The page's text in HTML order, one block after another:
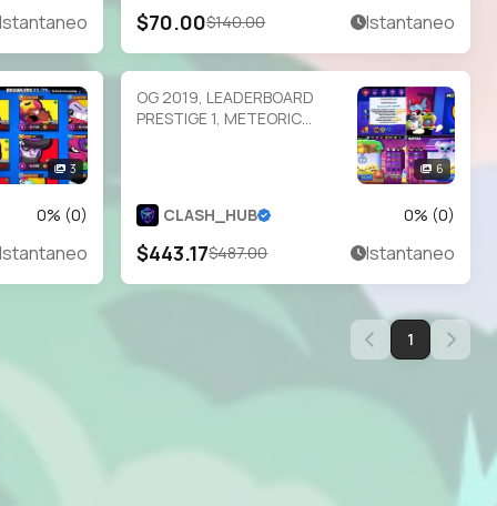
Istantaneo $70.00$140.00 Istantaneo
3
0% (0)
Istantaneo
OG 2019, LEADERBOARD
PRESTIGE 1, METEORIC
431 OP SKINS | HV382
6
CLASH_HUB 0% (0)
$443.17$487.00 Istantaneo
1